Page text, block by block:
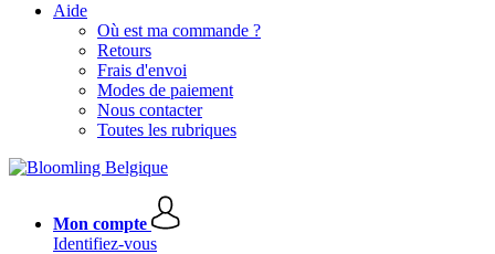
Aide
Où est ma commande ?
Retours
Frais d'envoi
Modes de paiement
Nous contacter
Toutes les rubriques
Mon compte
Identifiez-vous